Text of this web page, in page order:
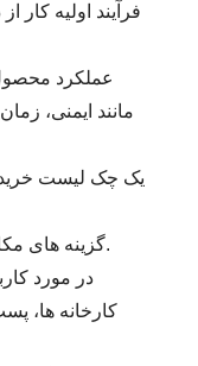
فرآیند اولیه کار
عملکرد
مانند ایمنی،
یک چک لیست
گزینه های مکانیزم عملیاتی رایج را مقایسه کنید.
در مورد
کارخانه ها،